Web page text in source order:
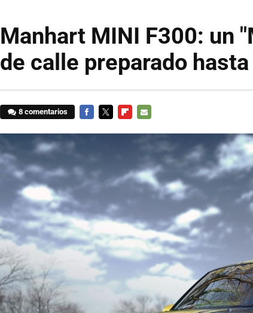
Manhart MINI F300: un
de calle preparado
8 comentarios